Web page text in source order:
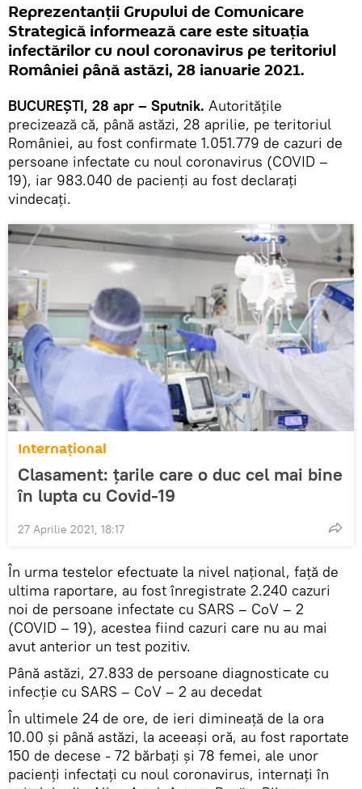
Reprezentanții Grupului de Comunicare
Strategică informează care este situația
infectărilor cu noul coronavirus pe teritoriul
României până astăzi, 28 ianuarie 2021.
BUCUREȘTI, 28 apr – Sputnik. Autoritățile
precizează că, până astăzi, 28 aprilie, pe teritoriul
României, au fost confirmate 1.051.779 de cazuri de
persoane infectate cu noul coronavirus (COVID –
19), iar 983.040 de pacienți au fost declarați
vindecați.
Internaţional
Clasament: ţarile care o duc cel mai bine
în lupta cu Covid-19
27 Aprilie 2021, 18:17
În urma testelor efectuate la nivel național, față de
ultima raportare, au fost înregistrate 2.240 cazuri
noi de persoane infectate cu SARS – CoV – 2
(COVID – 19), acestea fiind cazuri care nu au mai
avut anterior un test pozitiv.
Până astăzi, 27.833 de persoane diagnosticate cu
infecție cu SARS – CoV – 2 au decedat
În ultimele 24 de ore, de ieri dimineață de la ora
10.00 și până astăzi, la aceeași oră, au fost raportate
150 de decese - 72 bărbați și 78 femei, ale unor
pacienți infectați cu noul coronavirus, internați în